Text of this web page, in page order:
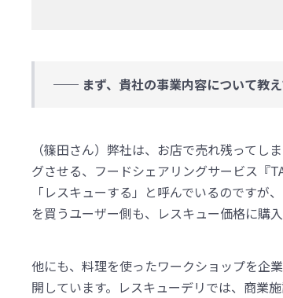
── まず、貴社の事業内容について教え
（篠田さん）弊社は、お店で売れ残って
グさせる、フードシェアリングサービス『
「レスキューする」と呼んでいるのです
を買うユーザー側も、レスキュー価格に購
他にも、料理を使ったワークショップを企
開しています。レスキューデリでは、商業